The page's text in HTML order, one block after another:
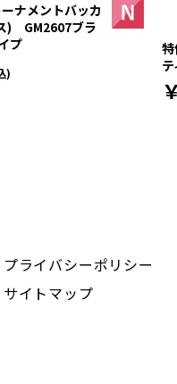
ナメントバッカ
) GM2607ブラ
プ
)
プライバシーポリシー
サイトマップ